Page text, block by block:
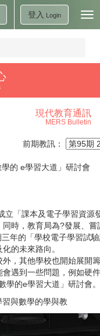
登入 Login
現代教育通訊
MERS Bulletin
前期教訊：
學的 e學習大道」研討會
「課本及電子學習資源
時，教育局為?發展、
年的「學校電子學習試
的未來路向。
其他學校也開始展開
遇到一些問題，例如硬
學的e學習大道」研討會。
習與數學的學與教